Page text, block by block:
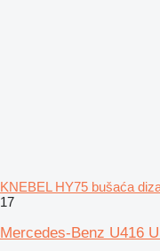
KNEBEL HY75 bušaća
17
Mercedes-Benz U416